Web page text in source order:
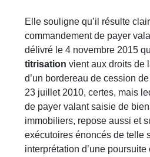
Elle souligne qu’il résulte
commandement de payer
délivré le 4 novembre 2015
titrisation vient aux droits de
d’un bordereau de cession
23 juillet 2010, certes, mais
de payer valant saisie de
immobiliers, repose aussi et
exécutoires énoncés de telle
interprétation d’une poursuite